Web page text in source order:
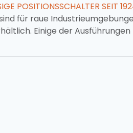
POSITIONSSCHALTER SEIT
für raue
Einige der